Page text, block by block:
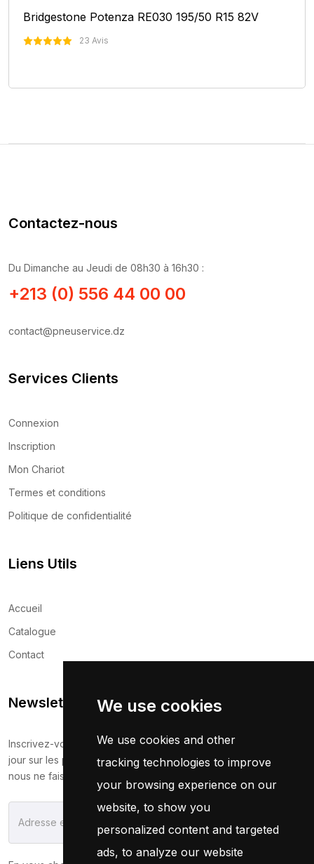
We use cookies
We use cookies and other
tracking technologies to improve
your browsing experience on our
website, to show you
personalized content and targeted
ads, to analyze our website
Bridgestone Potenza RE030 195/50 R15 82V
23 Avis
Contactez-nous
Du Dimanche au Jeudi de 08h30 à 16h30 :
+213 (0) 556 44 00 00
contact@pneuservice.dz
Services Clients
Connexion
Inscription
Mon Chariot
Termes et conditions
Politique de confidentialité
Liens Utils
Accueil
Catalogue
Contact
Newsletter
Inscrivez-vous maintenant pour recevoir les dernières mises à
jour sur les promotions et les coupons. Ne vous inquiétez pas,
nous ne faisons pas de spam !
S'Abonner